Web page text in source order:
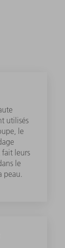
utilisés
le
fait leurs
le
peau.